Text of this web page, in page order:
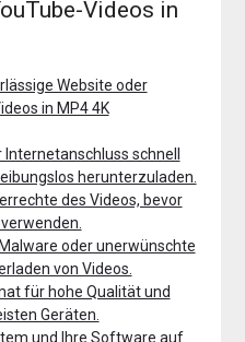
Videos in
Website oder
in MP4 4K
Internetanschluss schnell
herunterzuladen.
des Videos, bevor
oder unerwünschte
von Videos.
für hohe Qualität und
Geräten.
und Ihre Software auf